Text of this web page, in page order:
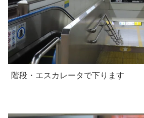
階段・エスカレータで下ります